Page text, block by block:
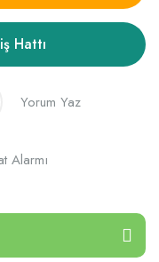
Hattı
Yorum Yaz
Alarmı